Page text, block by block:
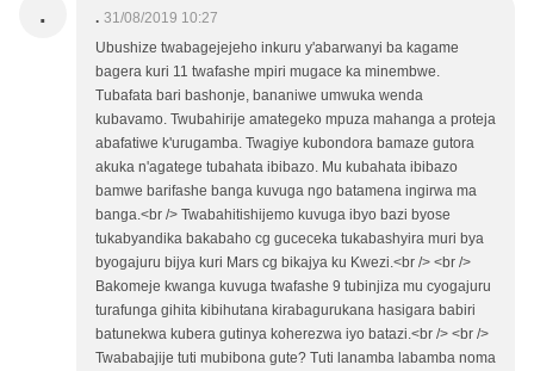
. . 31/08/2019 10:27
Ubushize twabagejejeho inkuru y'abarwanyi ba kagame
bagera kuri 11 twafashe mpiri mugace ka minembwe.
Tubafata bari bashonje, bananiwe umwuka wenda
kubavamo. Twubahirije amategeko mpuza mahanga a proteja
abafatiwe k'urugamba. Twagiye kubondora bamaze gutora
akuka n'agatege tubahata ibibazo. Mu kubahata ibibazo
bamwe barifashe banga kuvuga ngo batamena ingirwa ma
banga.<br /> Twabahitishijemo kuvuga ibyo bazi byose
tukabyandika bakabaho cg guceceka tukabashyira muri bya
byogajuru bijya kuri Mars cg bikajya ku Kwezi.<br /> <br />
Bakomeje kwanga kuvuga twafashe 9 tubinjiza mu cyogajuru
turafunga gihita kibihutana kirabagurukana hasigara babiri
batunekwa kubera gutinya koherezwa iyo batazi.<br /> <br />
Twababajije tuti mubibona gute? Tuti lanamba labamba noma